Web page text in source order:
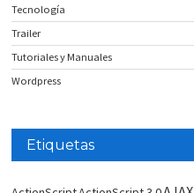
Tecnología
Trailer
Tutoriales y Manuales
Wordpress
Etiquetas